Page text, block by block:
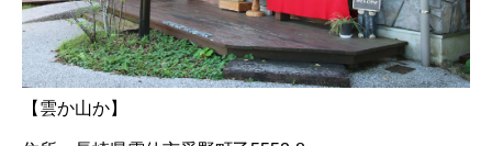
【雲か山か】